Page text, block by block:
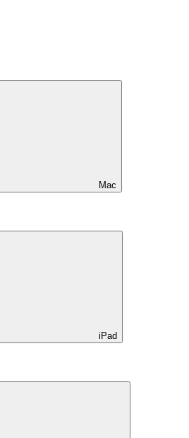
Mac
iPad